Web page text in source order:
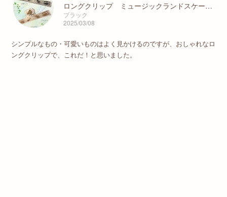
ロングクリップ ミュージックランドスケープ ブラック / ゴールド
ブラック
2025/03/08
シンプルなもの・可愛いものはよく見かけるのですが、おしゃれなロ
ングクリップで、これだ！と思いました。